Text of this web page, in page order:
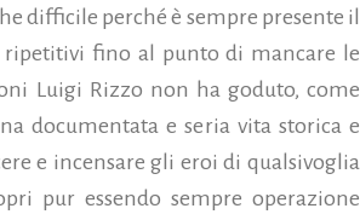
difficile perché è sempre presente il
ripetitivi fino al punto di mancare le
Luigi Rizzo non ha goduto, come
documentata e seria vita storica e
e incensare gli eroi di qualsivoglia
pur essendo sempre operazione